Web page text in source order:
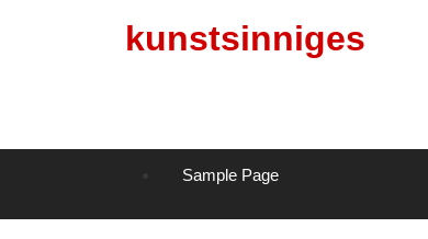
kunstsinniges
Sample Page